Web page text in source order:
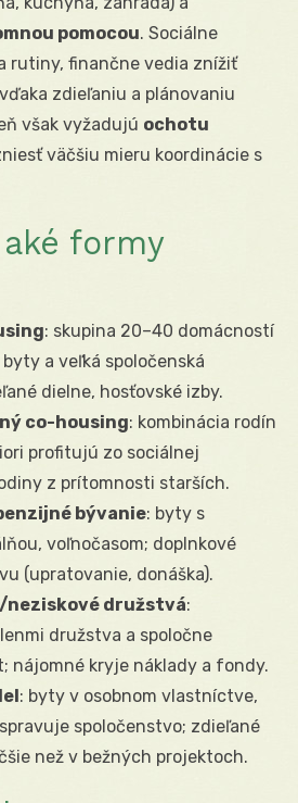
pomocou. Sociálne
rutiny, finančne vedia znížiť
zdieľaniu a plánovaniu
však vyžadujú ochotu
väčšiu mieru koordinácie s
formy
: skupina 20–40 domácností
a veľká spoločenská
dielne, hosťovské izby.
co-housing: kombinácia rodín
profitujú zo sociálnej
z prítomnosti starších.
bývanie: byty s
voľnočasom; doplnkové
(upratovanie, donáška).
družstvá:
družstva a spoločne
nájomné kryje náklady a fondy.
: byty v osobnom vlastníctve,
spoločenstvo; zdieľané
než v bežných projektoch.